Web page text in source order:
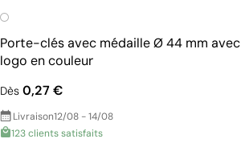
Porte-clés avec médaille Ø 44 mm avec
logo en couleur
Dès0,27 €
Livraison12/08 - 14/08
123 clients satisfaits